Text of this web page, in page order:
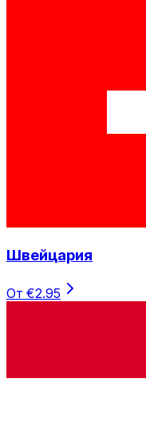
Швейцария
От €2.95